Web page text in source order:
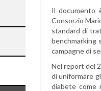
Il documento
Consorzio
standard di
benchmarking
campagne di
Nel report del
di uniformare
diabete come